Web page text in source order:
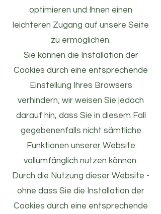
optimieren und Ihnen einen
leichteren Zugang auf unsere Seite
zu ermöglichen.
Sie können die Installation der
Cookies durch eine entsprechende
Einstellung Ihres Browsers
verhindern; wir weisen Sie jedoch
darauf hin, dass Sie in diesem Fall
gegebenenfalls nicht sämtliche
Funktionen unserer Website
vollumfänglich nutzen können.
Durch die Nutzung dieser Website -
ohne dass Sie die Installation der
Cookies durch eine entsprechende